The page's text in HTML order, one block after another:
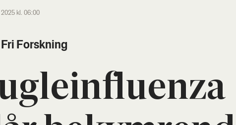
2025 kl. 06:00
Fri Forsk­ning